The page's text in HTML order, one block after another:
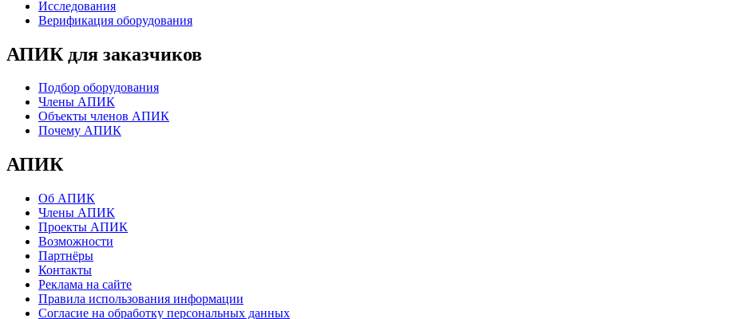
Исследования
Верификация оборудования
АПИК для заказчиков
Подбор оборудования
Члены АПИК
Объекты членов АПИК
Почему АПИК
АПИК
Об АПИК
Члены АПИК
Проекты АПИК
Возможности
Партнёры
Контакты
Реклама на сайте
Правила использования информации
Согласие на обработку персональных данных